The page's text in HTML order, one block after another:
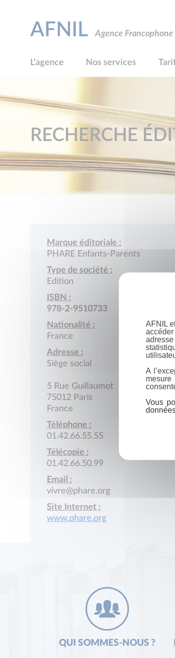
AFNIL Agence
L’agence Nos services
RECHERCHE
Marque éditoriale :
PHARE Enfants-Parents
Type de société :
Edition
ISBN :
978-2-9510733
Nationalité :
France
Adresse :
Siège social
5 Rue Guillaumot
75012 Paris
France
Téléphone :
01.42.66.55.55
Télécopie :
01.42.66.50.99
Email :
vivre@phare.org
Site Internet :
www.phare.org
QUI SOMMES-NOUS ?
AFNIL
A
Vous